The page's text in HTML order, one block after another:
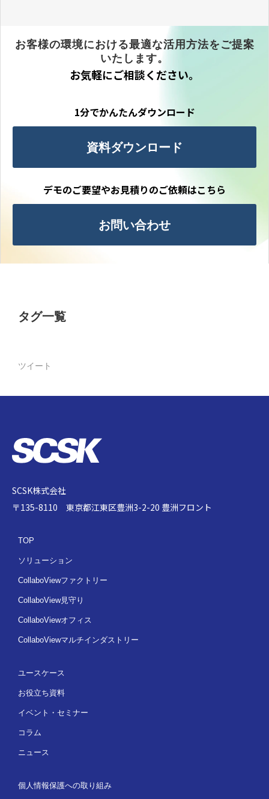
お客様の環境における最適な活用方法をご提案
いたします。
お気軽にご相談ください。
資料ダウンロード
1分でかんたんダウンロード
お問い合わせ
デモのご要望やお見積りのご依頼はこちら
タグ一覧
ツイート
SCSK株式会社
〒135-8110 東京都江東区豊洲3-2-20 豊洲フロント
TOP
ソリューション
CollaboViewファクトリー
CollaboView見守り
CollaboViewオフィス
CollaboViewマルチインダストリー
ユースケース
お役立ち資料
イベント・セミナー
コラム
ニュース
個人情報保護への取り組み